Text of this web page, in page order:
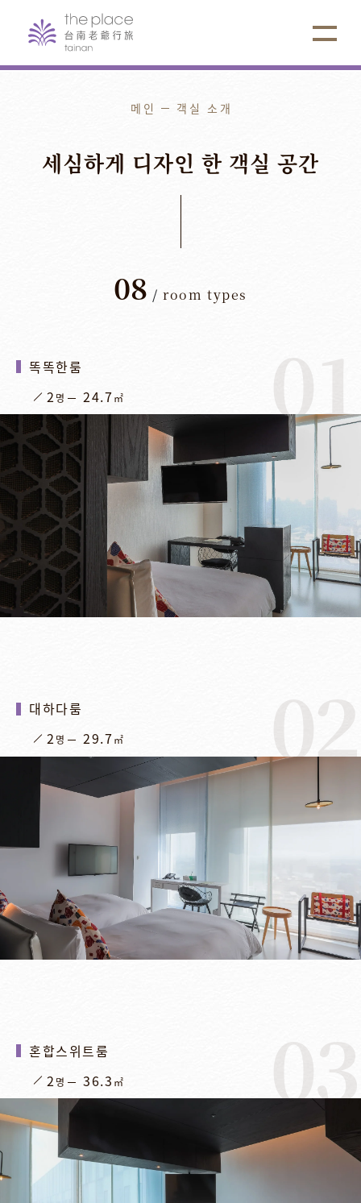
메인 객실 소개
세심하게 디자인 한 객실 공간
08 / room types
01
똑똑한룸
2 명 24.7㎡
02
대하다룸
2 명 29.7㎡
03
혼합스위트룸
2 명 36.3 ㎡